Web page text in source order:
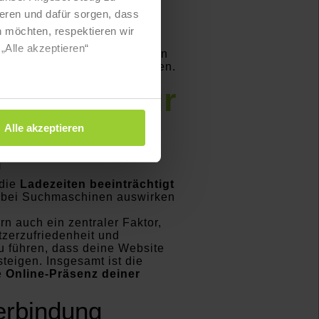
und dafür sorgen, dass
möchten, respektieren wir
akzeptieren“
Alle akzeptieren
multipliziert
wird. Ein
des Nutzers auftreten.
für
Ladezeiten beeinträchtigt
Suchmaschinen auswirken
auch ein zentraler Faktor,
und
führen, dass deine Website
Insgesamt ist die
Online-Präsenz deiner